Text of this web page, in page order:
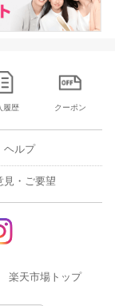
履歴 クーポン
ヘルプ
見・ご要望
楽天市場トップ